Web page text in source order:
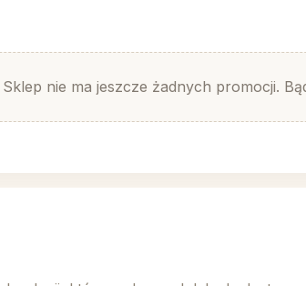
Sklep nie ma jeszcze żadnych promocji.